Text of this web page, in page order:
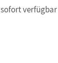
sofort verfügbar